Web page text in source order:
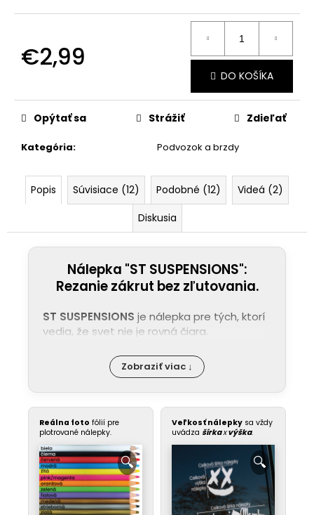
€2,99
DO KOŠÍKA
Kategória: Podvozok a brzdy
Opýtať sa Strážiť Zdieľať
Popis Súvisiace (12) Podobné (12)
Videá (2)
Diskusia
Nálepka "ST SUSPENSIONS":
Rezanie zákrut bez zľutovania.
ST SUSPENSIONS je nálepka pre tých, ktorí
vedia, že svet nie je rovná čiara.
Zobraziť viac ↓
Reálna foto fólií pre
plotrované nálepky.
Veľkosť nálepky sa vždy
uvádza šírkaxvýška.